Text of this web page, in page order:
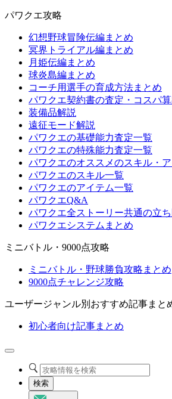
パワクエ攻略
幻想野球冒険伝編まとめ
冥界トライアル編まとめ
月姫伝編まとめ
球炎島編まとめ
コーチ用選手の育成方法まとめ
パワクエ契約書の査定・コスパ
装備品解説
遠征モード解説
パワクエの基礎能力査定一覧
パワクエの特殊能力査定一覧
パワクエのオススメのスキル・
パワクエのスキル一覧
パワクエのアイテム一覧
パワクエQ&A
パワクエ全ストーリー共通の立ち
パワクエシステムまとめ
ミニバトル・9000点攻略
ミニバトル・野球勝負攻略まとめ
9000点チャレンジ攻略
ユーザージャンル別おすすめ記事まと
初心者向け記事まとめ
検索